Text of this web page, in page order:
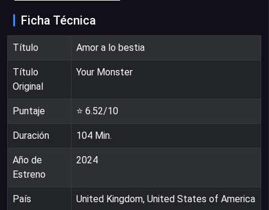
Ficha Técnica
Título Amor a lo bestia
Título
Original
Your Monster
Puntaje ⭐ 6.52/10
Duración 104 Min.
Año de
Estreno
2024
País United Kingdom, United States of America